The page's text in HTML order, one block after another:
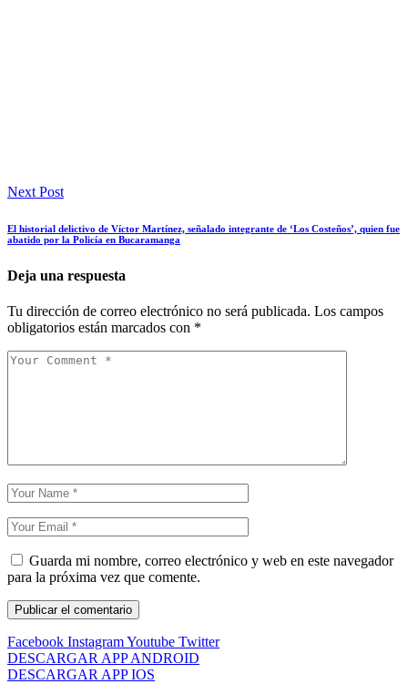
Next Post
El historial delictivo de Víctor Martínez, señalado integrante de ‘Los Costeños’, quien fue
abatido por la Policía en Bucaramanga
Deja una respuesta
Tu dirección de correo electrónico no será publicada. Los campos
obligatorios están marcados con *
Guarda mi nombre, correo electrónico y web en este navegador
para la próxima vez que comente.
Facebook InstagramYoutube Twitter
DESCARGAR APP ANDROID
DESCARGAR APP IOS